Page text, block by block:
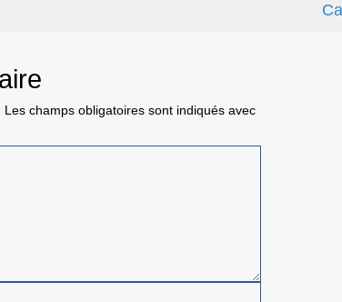
Les champs obligatoires sont indiqués avec